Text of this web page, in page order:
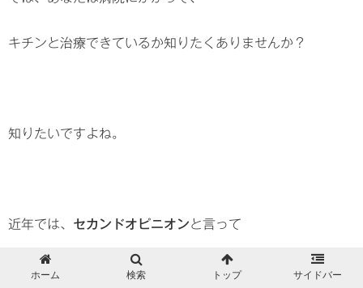
キチンと治療できているか知りたくありませんか？
知りたいですよね。
近年では、 セカンドオピニオンと言って
この診断や治療が合っているのかを
ホーム 検索 トップ サイドバー